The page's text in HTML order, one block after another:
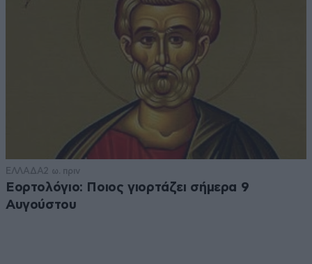
ΕΛΛΑΔΑ2 ω. πριν
Εορτολόγιο: Ποιος γιορτάζει σήμερα 9
Αυγούστου